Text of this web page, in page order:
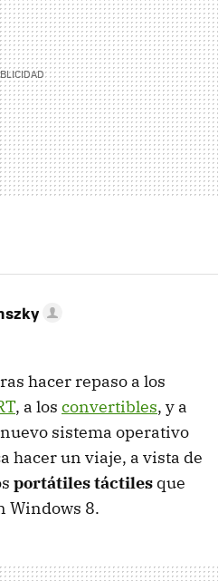
hacer repaso a los
, a los convertibles, y a
sistema operativo
hacer un viaje, a vista de
portátiles táctiles que
Windows 8.